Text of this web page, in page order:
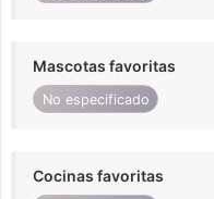
Mascotas favoritas
No especificado
Cocinas favoritas